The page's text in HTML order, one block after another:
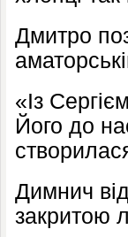
Дмитро
«Із
Його до
Димнич
закритою